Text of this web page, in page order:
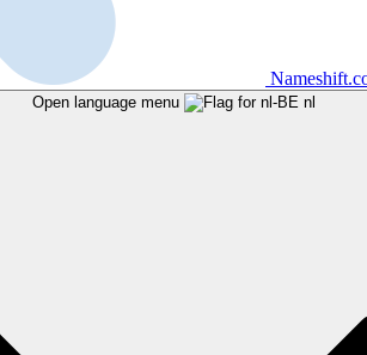
Open language menu nl